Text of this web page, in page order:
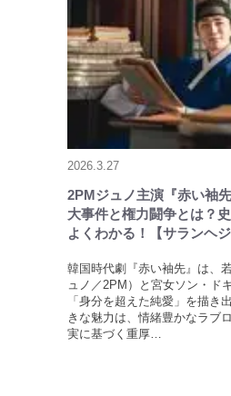
2026.3.27
2PMジュノ主演『赤い袖
大事件と権力闘争とは？
よくわかる！【サランヘジ
韓国時代劇『赤い袖先』は、
ュノ／2PM）と宮女ソン・ド
「身分を超えた純愛」を描き
きな魅力は、情緒豊かなラブ
実に基づく重厚…